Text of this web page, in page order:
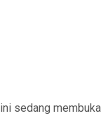
sedang